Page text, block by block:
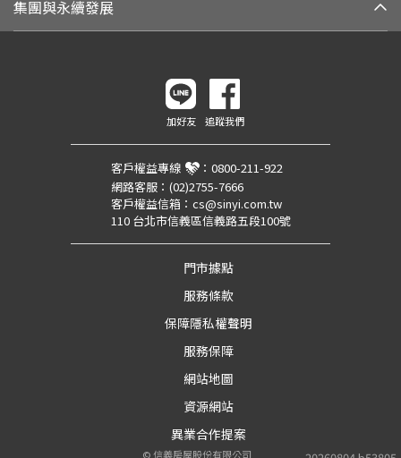
集團與永續發展
加好友 追蹤我們
客戶權益專線 ： 0800-211-922
網路客服： (02)2755-7666
客戶權益信箱： cs@sinyi.com.tw
110 台北市信義區信義路五段100號
門市據點
服務條款
保障隱私權聲明
服務保障
網站地圖
資源網站
異業合作提案
©信義房屋股份有限公司